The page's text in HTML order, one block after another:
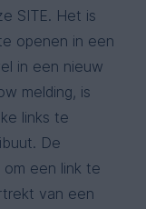
SITE. Het is
openen in een
in een nieuw
melding, is
links te
De
een link te
van een